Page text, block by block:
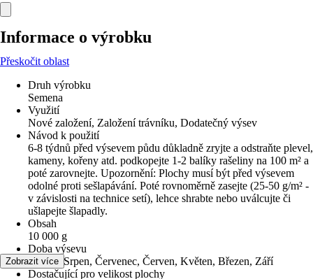
Informace o výrobku
Přeskočit oblast
Druh výrobku
Semena
Využití
Nové založení, Založení trávníku, Dodatečný výsev
Návod k použití
6-8 týdnů před výsevem půdu důkladně zryjte a odstraňte plevel,
kameny, kořeny atd. podkopejte 1-2 balíky rašeliny na 100 m² a
poté zarovnejte. Upozornění: Plochy musí být před výsevem
odolné proti sešlapávání. Poté rovnoměrně zasejte (25-50 g/m² -
v závislosti na technice setí), lehce shrabte nebo uválcujte či
ušlapejte šlapadly.
Obsah
10 000 g
Doba výsevu
Duben, Srpen, Červenec, Červen, Květen, Březen, Září
Dostačující pro velikost plochy
Zobrazit více